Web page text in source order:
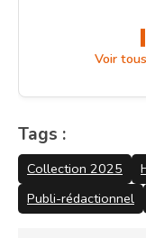
Voir
Tags :
Collection 2025
Publi-rédactionnel